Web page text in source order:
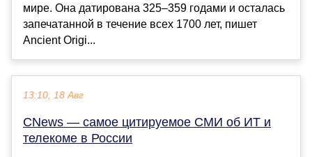
мире. Она датирована 325–359 годами и осталась
запечатанной в течение всех 1700 лет, пишет
Ancient Origi...
13:10, 18 Авг
CNews — самое цитируемое СМИ об ИТ и
телекоме в России